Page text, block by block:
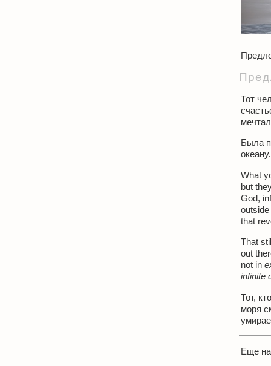
Тот
Была
What
but
God,
that
That
out
not in
infinite
Тот,
моря
Еще